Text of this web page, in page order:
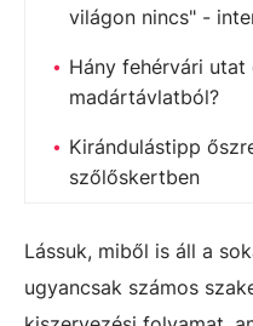
világon nincs" -
Hány fehérvári
madártávlatból?
Kirándulástipp
szőlőskertben
Lássuk, miből is áll a
ugyancsak számos